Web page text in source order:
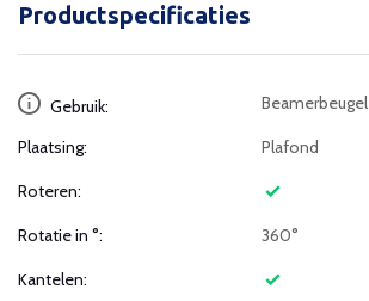
Productspecificaties
Gebruik: Beamerbeugel
Plaatsing: Plafond
Roteren:
Rotatie in °: 360°
Kantelen: